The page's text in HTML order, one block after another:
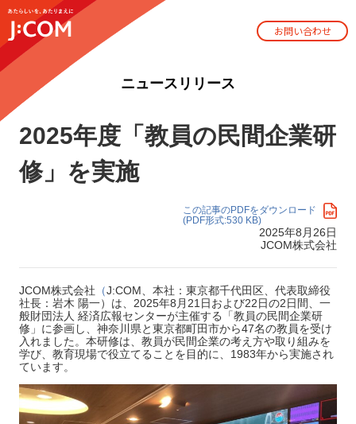
お問い合わせ
ニュースリリース
2025年度「教員の民間企業研
修」を実施
この記事のPDFをダウンロード
(PDF形式:530 KB)
2025年8月26日
JCOM株式会社
JCOM株式会社 （J:COM、本社：東京都千代田区、代表取締役
社長：岩木 陽一）は、2025年8月21日および22日の2日間、一
般財団法人 経済広報センターが主催する「教員の民間企業研
修」に参画し、神奈川県と東京都町田市から47名の教員を受け
入れました。本研修は、教員が民間企業の考え方や取り組みを
学び、教育現場で役立てることを目的に、1983年から実施され
ています。